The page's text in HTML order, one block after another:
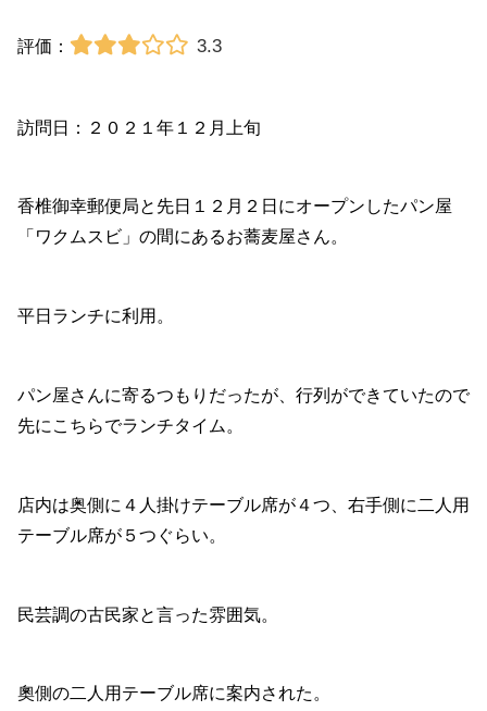
評価： 3.3
訪問日：２０２１年１２月上旬
香椎御幸郵便局と先日１２月２日にオープンしたパン屋
「ワクムスビ」の間にあるお蕎麦屋さん。
平日ランチに利用。
パン屋さんに寄るつもりだったが、行列ができていたので
先にこちらでランチタイム。
店内は奥側に４人掛けテーブル席が４つ、右手側に二人用
テーブル席が５つぐらい。
民芸調の古民家と言った雰囲気。
奧側の二人用テーブル席に案内された。